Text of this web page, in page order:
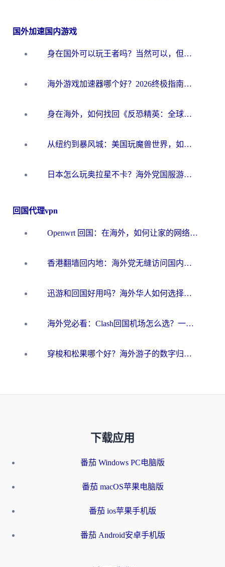
国外加速国内游戏
身在国外可以玩王者吗？当然可以，但你需要这份“加速”指南
海外游戏加速器哪个好？2026终极指南帮你畅玩国服+解决卡顿难题
身在海外，如何找回《反恐精英：全球攻势》国服的丝滑手感？一份给你的终极指南
从纽约到暴风城：美国玩魔兽世界，如何找到你的最佳网络航线
日本怎么玩奥拉星不卡？海外党国服游戏加速器选择全攻略
回国代理vpn
Openwrt 回国：在海外，如何让家的网络触手可及
香港翻墙回内地：海外党无缝访问国内资源的加速器选择全攻略
迅游和回国好用吗？海外华人如何选择靠谱的回国加速器
海外党必看：Clash回国机场怎么选？一篇搞定无缝访问国内资源的全攻略
穿梭和松果哪个好？海外游子的数字归乡路，到底该怎么选
下载应用
番茄 Windows PC电脑版
番茄 macOS苹果电脑版
番茄 ios苹果手机版
番茄 Android安卓手机版